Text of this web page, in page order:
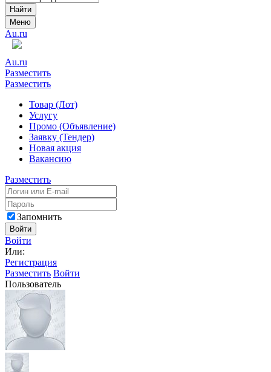
Найти
Меню
Au.ru
Au.ru
Разместить
Разместить
Товар (Лот)
Услугу
Промо (Объявление)
Заявку (Тендер)
Новая акция
Вакансию
Разместить
Запомнить
Войти
Войти
Или:
Регистрация
Разместить Войти
Пользователь